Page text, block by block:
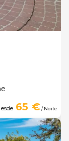
65 €/ Noite